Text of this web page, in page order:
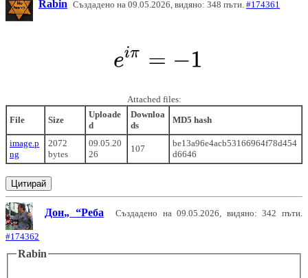
Rabin Създадено на 09.05.2026, видяно: 348 пъти. #174361
Attached files:
File
Size
Uploade
d
Downloa
ds
MD5 hash
image.p
ng
2072
bytes
09.05.20
26
107
be13a96e4acb53166964f78d454
d6646
Цитирай
Дон Реба Създадено на 09.05.2026, видяно: 342 пъти.
#174362
Rabin